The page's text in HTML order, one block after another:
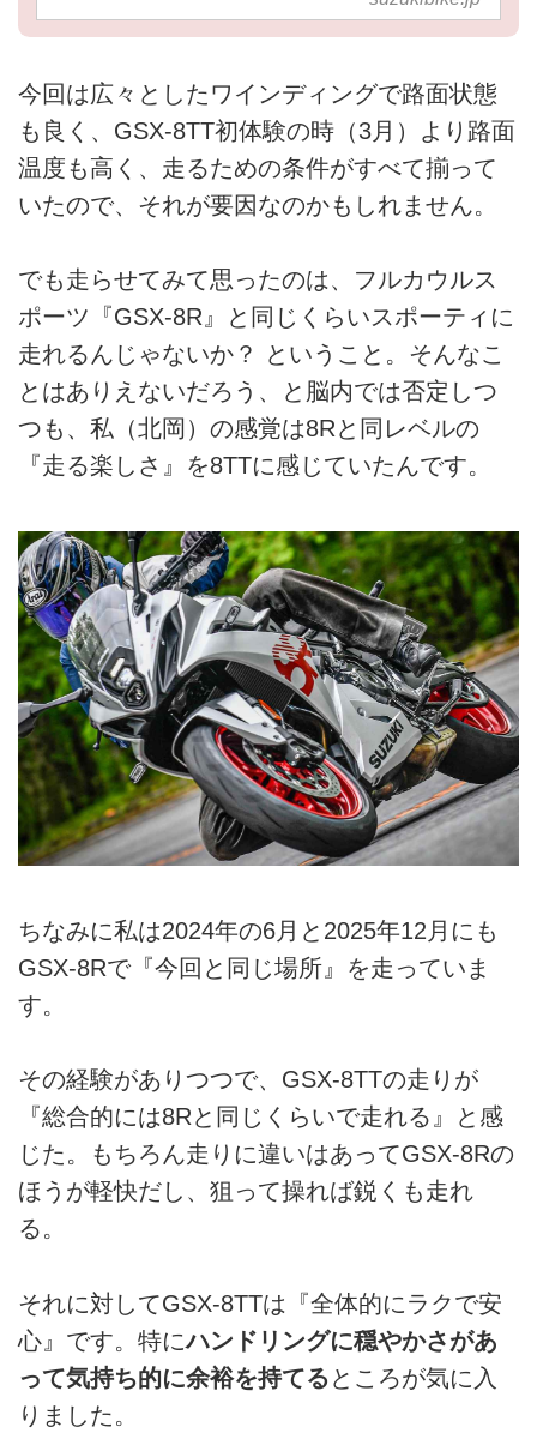
今回は広々としたワインディングで路面状態
も良く、GSX-8TT初体験の時（3月）より路面
温度も高く、走るための条件がすべて揃って
いたので、それが要因なのかもしれません。
でも走らせてみて思ったのは、フルカウルス
ポーツ『GSX-8R』と同じくらいスポーティに
走れるんじゃないか？ ということ。そんなこ
とはありえないだろう、と脳内では否定しつ
つも、私（北岡）の感覚は8Rと同レベルの
『走る楽しさ』を8TTに感じていたんです。
ちなみに私は2024年の6月と2025年12月にも
GSX-8Rで『今回と同じ場所』を走っていま
す。
その経験がありつつで、GSX-8TTの走りが
『総合的には8Rと同じくらいで走れる』と感
じた。もちろん走りに違いはあってGSX-8Rの
ほうが軽快だし、狙って操れば鋭くも走れ
る。
それに対してGSX-8TTは『全体的にラクで安
心』です。特にハンドリングに穏やかさがあ
って気持ち的に余裕を持てる ところが気に入
りました。